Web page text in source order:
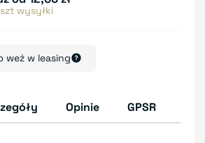
wysyłki
weź w leasing
Opinie GPSR